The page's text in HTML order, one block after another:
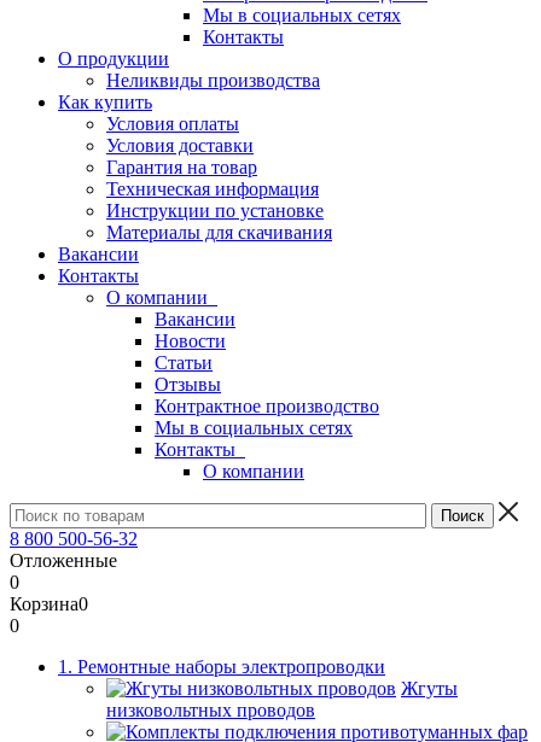
Мы в социальных сетях
Контакты
О продукции
Неликвиды производства
Как купить
Условия оплаты
Условия доставки
Гарантия на товар
Техническая информация
Инструкции по установке
Материалы для скачивания
Вакансии
Контакты
О компании
Вакансии
Новости
Статьи
Отзывы
Контрактное производство
Мы в социальных сетях
Контакты
О компании
8 800 500-56-32
Отложенные
0
Корзина0
0
1. Ремонтные наборы электропроводки
Жгуты
низковольтных проводов